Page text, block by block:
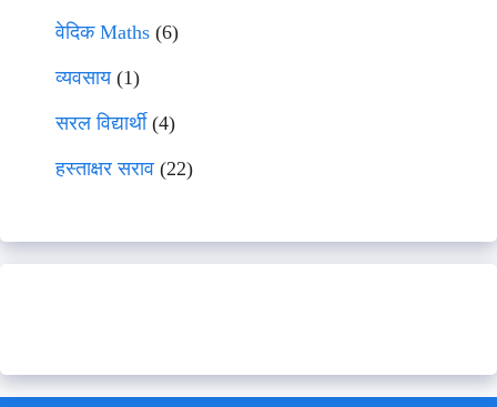
वेदिक Maths (6)
व्यवसाय(1)
सरल विद्यार्थी(4)
हस्ताक्षर सराव (22)